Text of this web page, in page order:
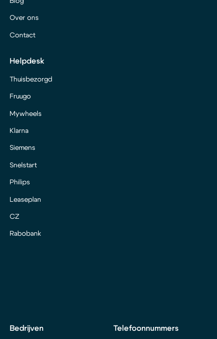
Over ons
Contact
Helpdesk
Thuisbezorgd
Fruugo
Mywheels
Klarna
Siemens
Snelstart
Philips
Leaseplan
CZ
Rabobank
Bedrijven Telefoonnummers